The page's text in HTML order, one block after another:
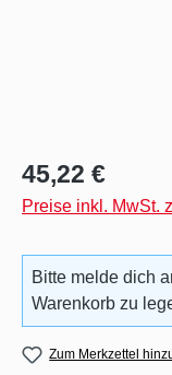
Regulärer Preis:
45,22 €
Preise inkl. MwSt.
Bitte melde dich
Warenkorb zu
Zum Merkzettel